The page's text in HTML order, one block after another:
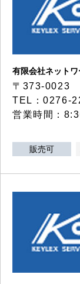
有限会社ネットワ
〒373-0023
TEL：0276-
営業時間：
販売可